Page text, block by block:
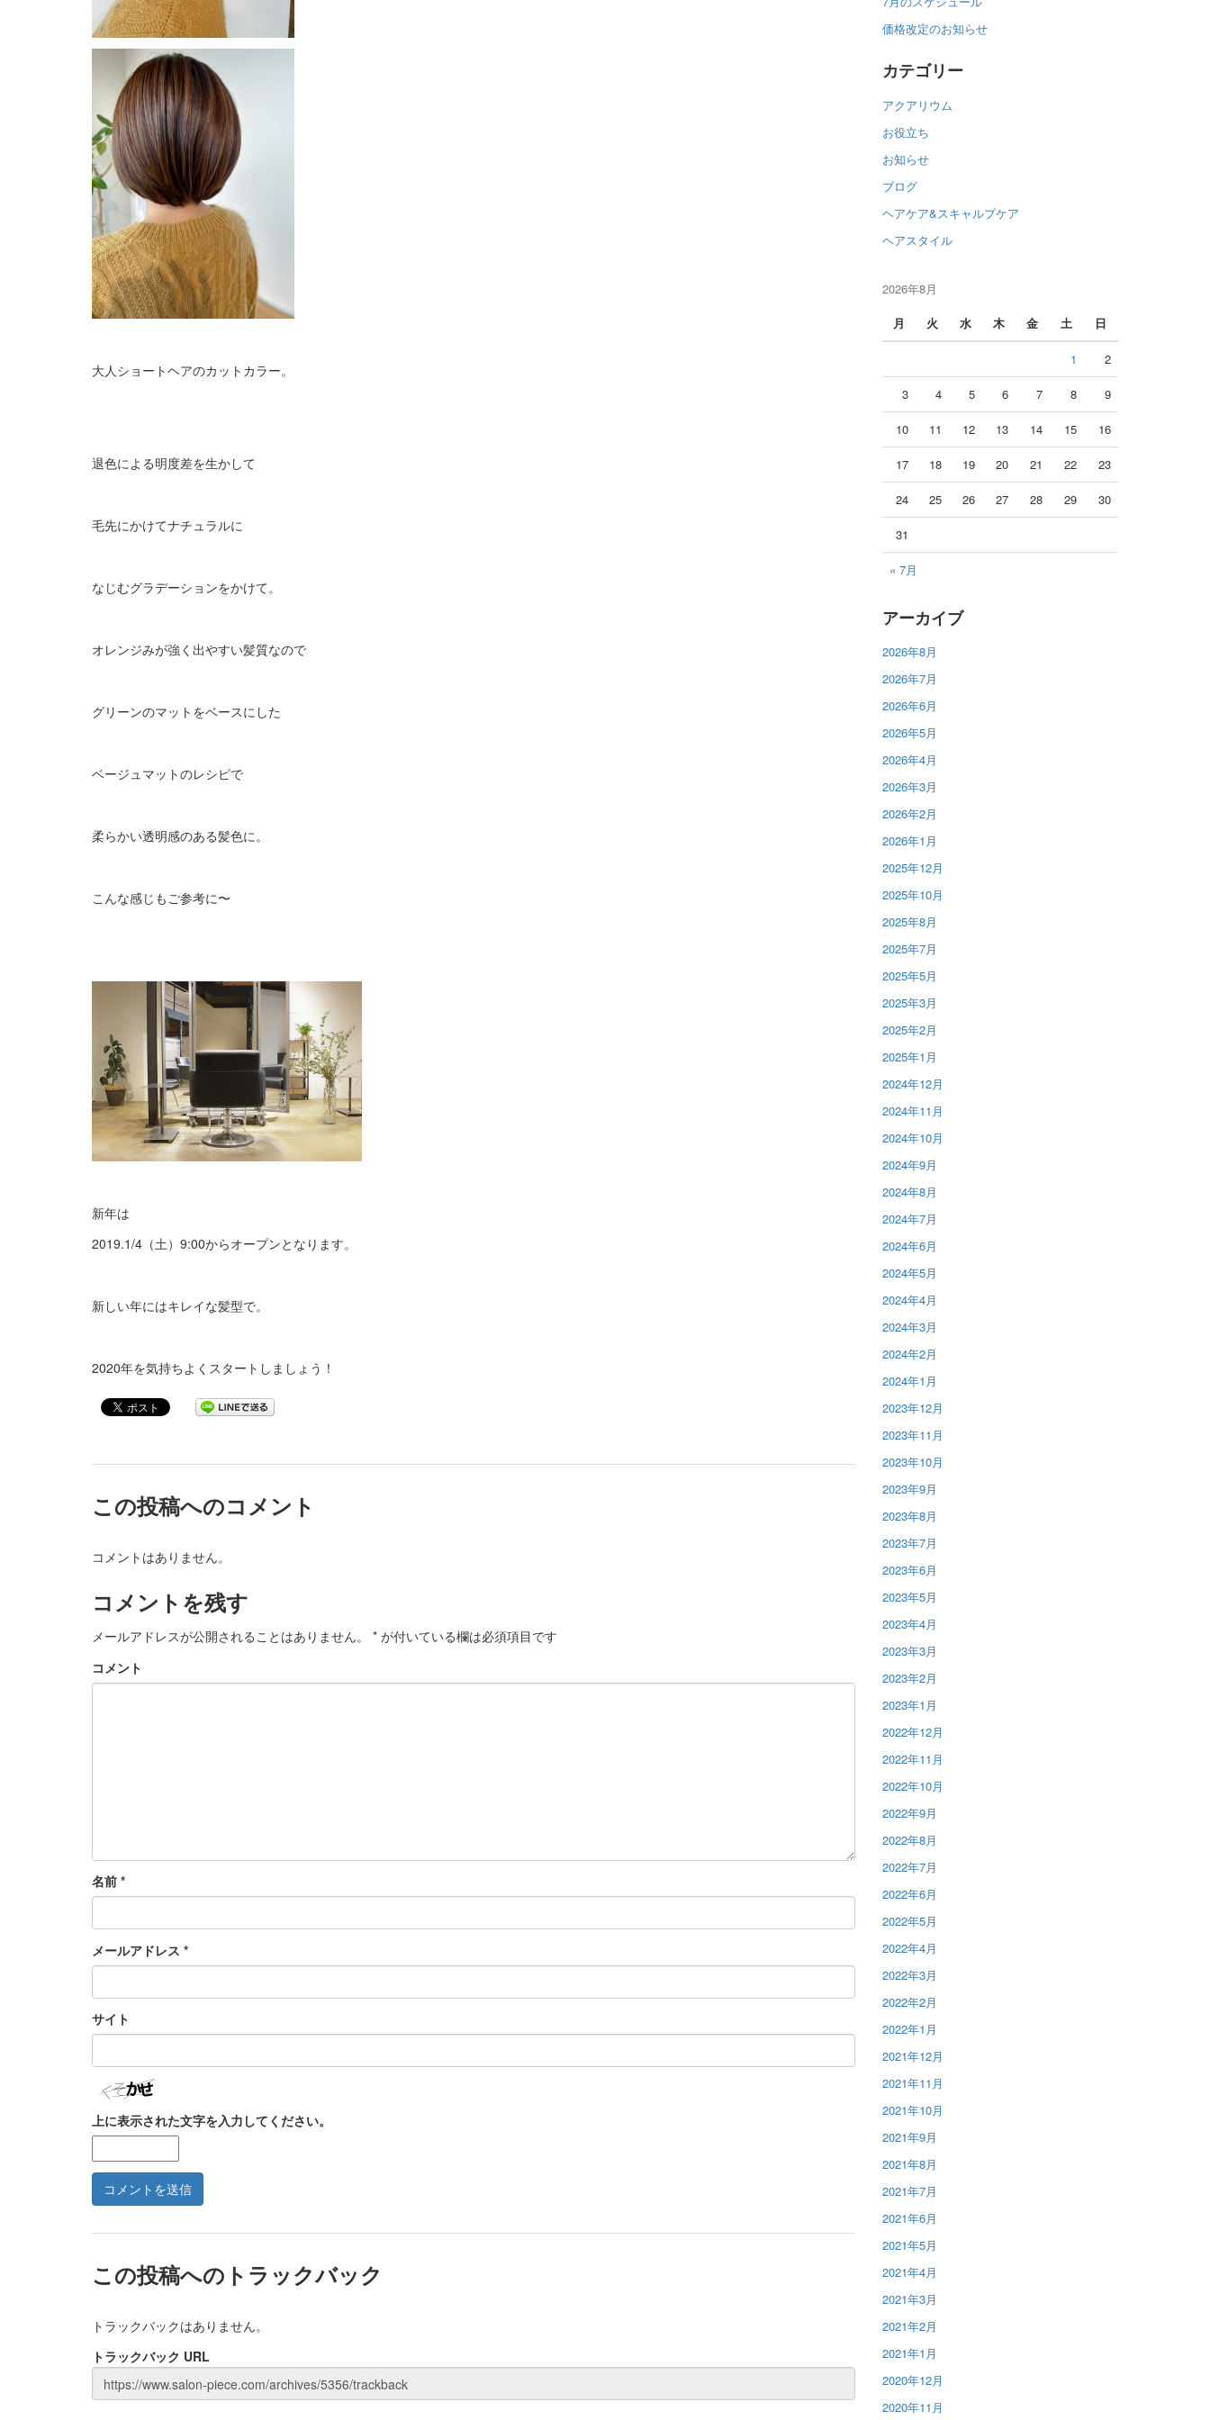
大人ショートヘアのカットカラー。
退色による明度差を生かして
毛先にかけてナチュラルに
なじむグラデーションをかけて。
オレンジみが強く出やすい髪質なので
グリーンのマットをベースにした
ベージュマットのレシピで
柔らかい透明感のある髪色に。
こんな感じもご参考に〜
新年は
2019.1/4（土）9:00からオープンとなります。
新しい年にはキレイな髪型で。
2020年を気持ちよくスタートしましょう！
この投稿へのコメント
コメントはありません。
コメントを残す
メールアドレスが公開されることはありません。 * が付いている欄は必須項目です
コメント
名前 *
メールアドレス *
サイト
上に表示された文字を入力してください。
この投稿へのトラックバック
トラックバックはありません。
トラックバック URL
価格改定のお知らせ
カテゴリー
アクアリウム
お役立ち
お知らせ
ブログ
ヘアケア&スキャルプケア
ヘアスタイル
2026年8月
月
火 水 木 金 土 日
« 7月
1 2
3 4 5 6 7 8 9
10 11 12 13 14 15 16
17 18 19 20 21 22 23
24 25 26 27 28 29 30
31
アーカイブ
2026年8月
2026年7月
2026年6月
2026年5月
2026年4月
2026年3月
2026年2月
2026年1月
2025年12月
2025年10月
2025年8月
2025年7月
2025年5月
2025年3月
2025年2月
2025年1月
2024年12月
2024年11月
2024年10月
2024年9月
2024年8月
2024年7月
2024年6月
2024年5月
2024年4月
2024年3月
2024年2月
2024年1月
2023年12月
2023年11月
2023年10月
2023年9月
2023年8月
2023年7月
2023年6月
2023年5月
2023年4月
2023年3月
2023年2月
2023年1月
2022年12月
2022年11月
2022年10月
2022年9月
2022年8月
2022年7月
2022年6月
2022年5月
2022年4月
2022年3月
2022年2月
2022年1月
2021年12月
2021年11月
2021年10月
2021年9月
2021年8月
2021年7月
2021年6月
2021年5月
2021年4月
2021年3月
2021年2月
2021年1月
2020年12月
2020年11月